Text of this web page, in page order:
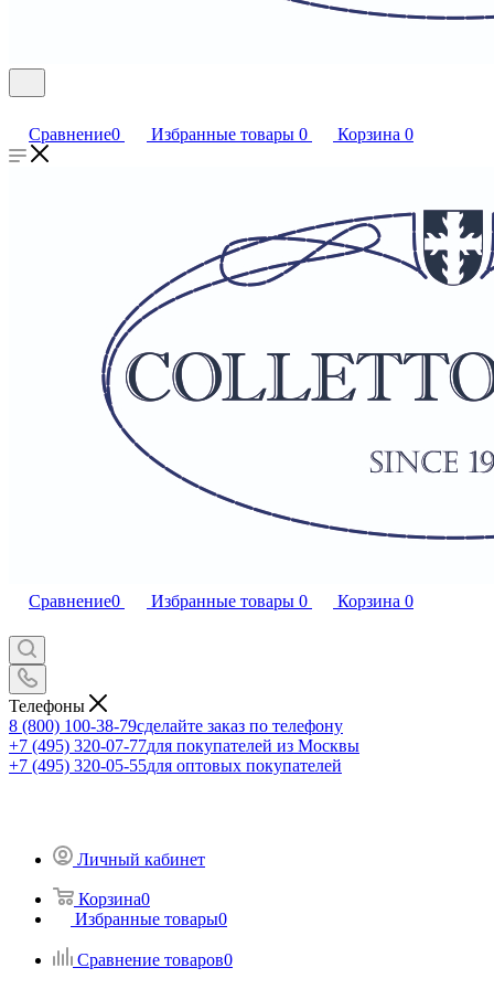
Сравнение0 Избранные товары 0 Корзина 0
Сравнение0 Избранные товары 0 Корзина 0
Телефоны
8 (800) 100-38-79сделайте заказ по телефону
+7 (495) 320-07-77для покупателей из Москвы
+7 (495) 320-05-55для оптовых покупателей
Личный кабинет
Корзина0
Избранные товары0
Сравнение товаров0